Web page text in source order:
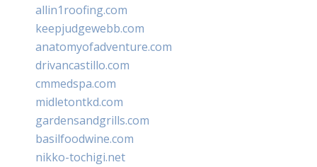
allin1roofing.com
keepjudgewebb.com
anatomyofadventure.com
drivancastillo.com
cmmedspa.com
midletontkd.com
gardensandgrills.com
basilfoodwine.com
nikko-tochigi.net